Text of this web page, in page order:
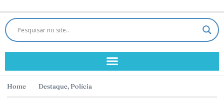
Home Destaque, Polícia